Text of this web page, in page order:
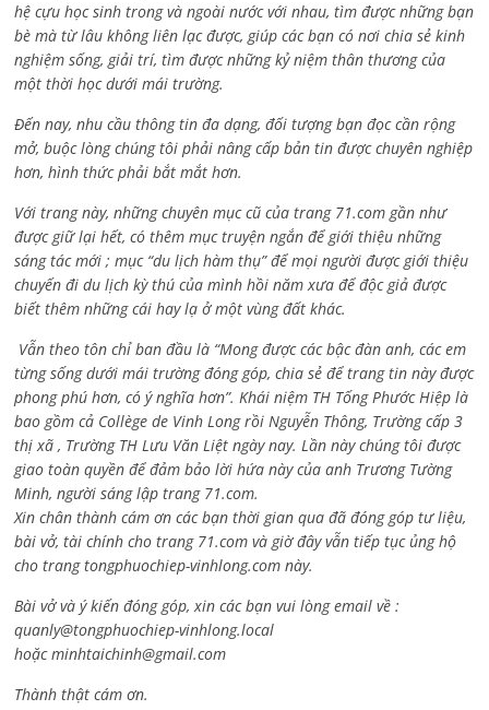
hệ cựu học sinh trong và ngoài nước với nhau, tìm được những bạn
bè mà từ lâu không liên lạc được, giúp các bạn có nơi chia sẻ kinh
nghiệm sống, giải trí, tìm được những kỷ niệm thân thương của
một thời học dưới mái trường.
Đến nay, nhu cầu thông tin đa dạng, đối tượng bạn đọc cần rộng
mở, buộc lòng chúng tôi phải nâng cấp bản tin được chuyên nghiệp
hơn, hình thức phải bắt mắt hơn.
Với trang này, những chuyên mục cũ của trang 71.com gần như
được giữ lại hết, có thêm mục truyện ngắn để giới thiệu những
sáng tác mới ; mục “du lịch hàm thụ” để mọi người được giới thiệu
chuyến đi du lịch kỳ thú của mình hồi năm xưa để độc giả được
biết thêm những cái hay lạ ở một vùng đất khác.
Vẫn theo tôn chỉ ban đầu là “Mong được các bậc đàn anh, các em
từng sống dưới mái trường đóng góp, chia sẻ để trang tin này được
phong phú hơn, có ý nghĩa hơn”. Khái niệm TH Tống Phước Hiệp là
bao gồm cả Collège de Vinh Long rồi Nguyễn Thông, Trường cấp 3
thị xã , Trường TH Lưu Văn Liệt ngày nay. Lần này chúng tôi được
giao toàn quyền để đảm bảo lời hứa này của anh Trương Tường
Minh, người sáng lập trang 71.com.
Xin chân thành cám ơn các bạn thời gian qua đã đóng góp tư liệu,
bài vở, tài chính cho trang 71.com và giờ đây vẫn tiếp tục ủng hộ
cho trang tongphuochiep-vinhlong.com này.
Bài vở và ý kiến đóng góp, xin các bạn vui lòng email về :
quanly@tongphuochiep-vinhlong.local
hoặcminhtaichinh@gmail.com
Thành thật cám ơn.